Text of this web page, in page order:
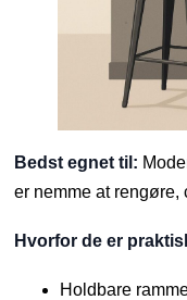
Bedst egnet til:
er nemme at rengøre,
Hvorfor de er
Holdbare